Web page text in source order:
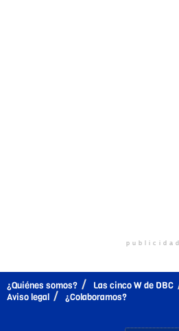
publicidad
¿Quiénes somos? Las cinco W de DBC
Aviso legal
¿Colaboramos?